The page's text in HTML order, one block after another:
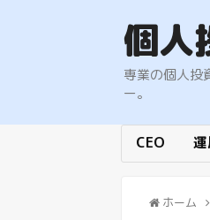
個人
専業の個人投
ー。
CEO
ホーム